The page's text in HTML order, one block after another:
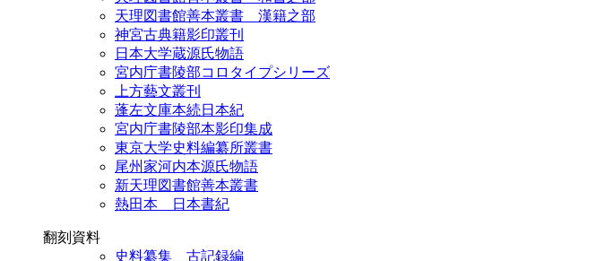
天理図書館善本叢書 漢籍之部
神宮古典籍影印叢刊
日本大学蔵源氏物語
宮内庁書陵部コロタイプシリーズ
上方藝文叢刊
蓬左文庫本続日本紀
宮内庁書陵部本影印集成
東京大学史料編纂所叢書
尾州家河内本源氏物語
新天理図書館善本叢書
熱田本 日本書紀
翻刻資料
史料纂集 古記録編